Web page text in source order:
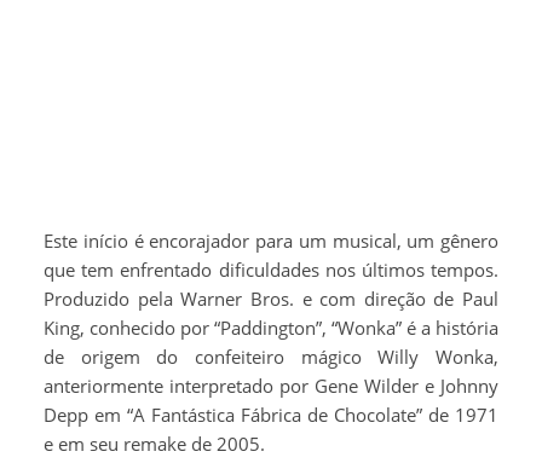
Este início é encorajador para um musical, um gênero
que tem enfrentado dificuldades nos últimos tempos.
Produzido pela Warner Bros. e com direção de Paul
King, conhecido por “Paddington”, “Wonka” é a história
de origem do confeiteiro mágico Willy Wonka,
anteriormente interpretado por Gene Wilder e Johnny
Depp em “A Fantástica Fábrica de Chocolate” de 1971
e em seu remake de 2005.